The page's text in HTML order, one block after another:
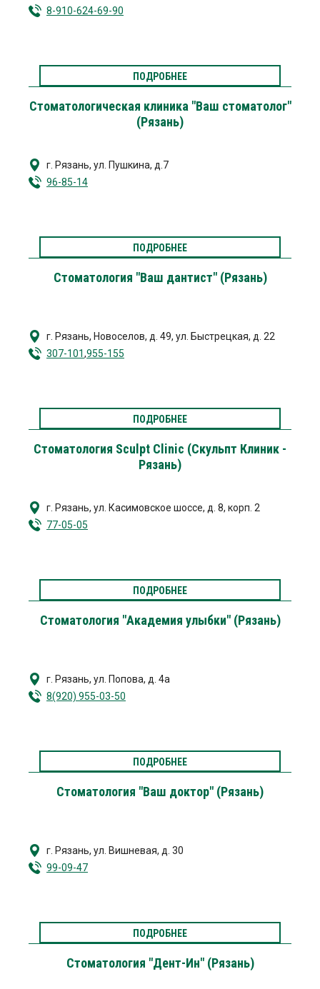
8-910-624-69-90
ПОДРОБНЕЕ
Стоматологическая клиника "Ваш стоматолог"
(Рязань)
г. Рязань, ул. Пушкина, д.7
96-85-14
ПОДРОБНЕЕ
Стоматология "Ваш дантист" (Рязань)
г. Рязань, Новоселов, д. 49, ул. Быстрецкая, д. 22
307-101,955-155
ПОДРОБНЕЕ
Стоматология Sculpt Clinic (Скульпт Клиник -
Рязань)
г. Рязань, ул. Касимовское шоссе, д. 8, корп. 2
77-05-05
ПОДРОБНЕЕ
Стоматология "Академия улыбки" (Рязань)
г. Рязань, ул. Попова, д. 4а
8(920) 955-03-50
ПОДРОБНЕЕ
Стоматология "Ваш доктор" (Рязань)
г. Рязань, ул. Вишневая, д. 30
99-09-47
ПОДРОБНЕЕ
Стоматология "Дент-Ин" (Рязань)